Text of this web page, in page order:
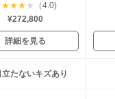
★★★ ★
（4.0)
¥272,800
詳細を見る
たないキズあり